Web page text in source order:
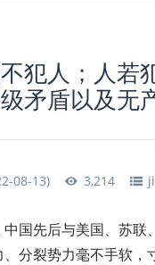
犯人；人
矛盾以及无
08-13) 3,214
国先后与美国、苏
分裂势力毫不手软，